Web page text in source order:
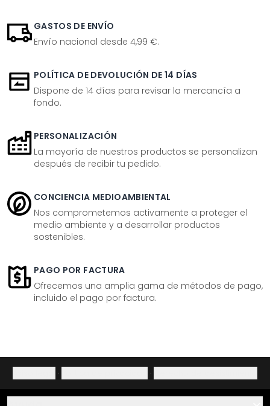
GASTOS DE ENVÍO
Envío nacional desde 4,99 €.
POLÍTICA DE DEVOLUCIÓN DE 14 DÍAS
Dispone de 14 días para revisar la mercancía a
fondo.
PERSONALIZACIÓN
La mayoría de nuestros productos se personalizan
después de recibir tu pedido.
CONCIENCIA MEDIOAMBIENTAL
Nos comprometemos activamente a proteger el
medio ambiente y a desarrollar productos
sostenibles.
PAGO POR FACTURA
Ofrecemos una amplia gama de métodos de pago,
incluido el pago por factura.
· ·